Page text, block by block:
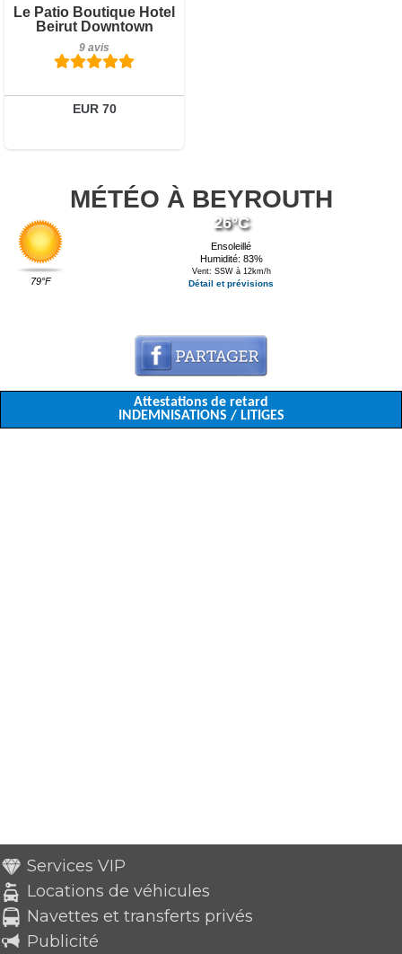
Le Patio Boutique Hotel
Beirut Downtown
9 avis
EUR 70
Petit-déjeuner inclus
9 avis
Détails
Réserver
MÉTÉO À BEYROUTH
79°F
26°C
Ensoleillé
Humidité: 83%
Vent: SSW à 12km/h
Détail et prévisions
Attestations de retard
INDEMNISATIONS / LITIGES
Services VIP
Locations de véhicules
Navettes et transferts privés
Publicité